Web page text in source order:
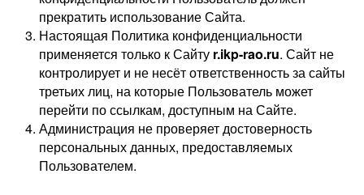
прекратить использование Сайта.
Настоящая Политика конфиденциальности
применяется только к Сайту r.ikp-rao.ru. Сайт не
контролирует и не несёт ответственность за сайты
третьих лиц, на которые Пользователь может
перейти по ссылкам, доступным на Сайте.
Администрация не проверяет достоверность
персональных данных, предоставляемых
Пользователем.